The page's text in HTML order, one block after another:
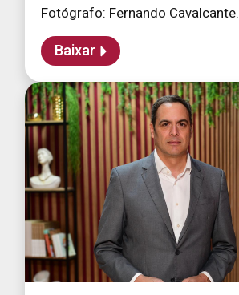
Fotógrafo: Fernando Cavalcante.
Baixar